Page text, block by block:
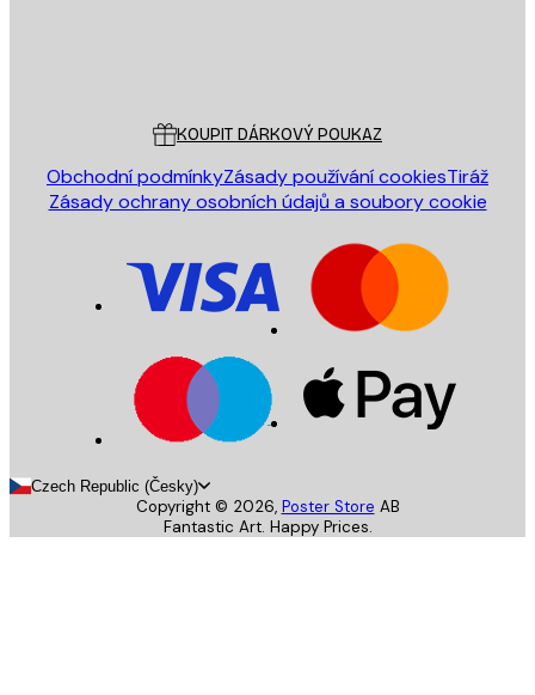
KOUPIT DÁRKOVÝ POUKAZ
Obchodní podmínkyZásady používání cookiesTiráž
Zásady ochrany osobních údajů a soubory cookie
Czech Republic (Česky)
Copyright © 2026, Poster Store AB
Fantastic Art. Happy Prices.